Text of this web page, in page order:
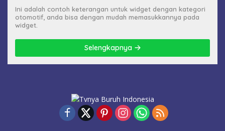
Ini adalah contoh keterangan untuk widget dengan kategori
otomotif, anda bisa dengan mudah memasukkannya pada
widget.
Selengkapnya